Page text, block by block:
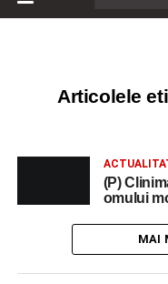
Articolele
(P)
omului
MAI